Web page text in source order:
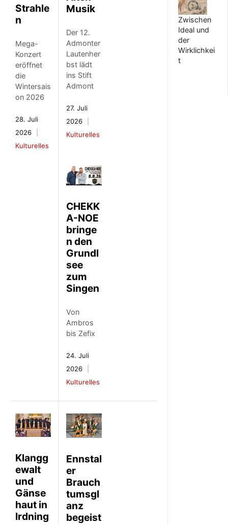
Strahle
n
Mega-
Konzert
eröffnet
die
Wintersais
on 2026
28. Juli
2026
Kulturelles
Musik
Der 12.
Admonter
Lautenher
bst lädt
ins Stift
Admont
27. Juli
2026
Kulturelles
CHEKK
A-NOE
bringe
n den
Grundl
see
zum
Singen
Von
Ambros
bis Zefix
24. Juli
2026
Kulturelles
Klangg
ewalt
und
Gänse
haut in
Irdning
Ennstal
er
Brauch
tumsgl
anz
begeist
Zwischen
Ideal und
der
Wirklichkei
t